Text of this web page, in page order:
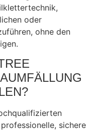
oder
ohne den
sichere